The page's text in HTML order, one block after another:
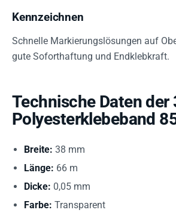
Kennzeichnen
Schnelle Markierungslösungen auf
gute Soforthaftung und Endklebkraft.
Technische Daten der
Polyesterklebeband
Breite: 38 mm
Länge: 66 m
Dicke: 0,05 mm
Farbe: Transparent